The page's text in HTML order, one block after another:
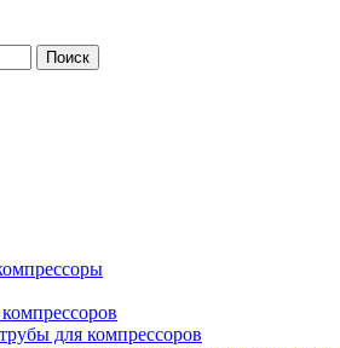
Поиск
для компрессоров